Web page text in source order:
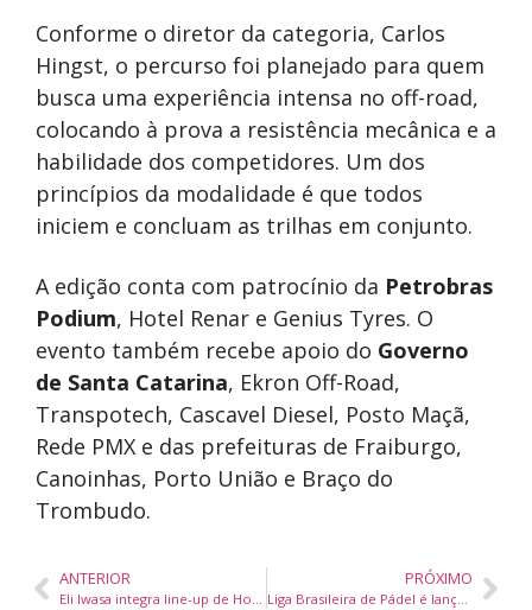
Conforme o diretor da categoria, Carlos
Hingst, o percurso foi planejado para quem
busca uma experiência intensa no off-road,
colocando à prova a resistência mecânica e a
habilidade dos competidores. Um dos
princípios da modalidade é que todos
iniciem e concluam as trilhas em conjunto.
A edição conta com patrocínio da Petrobras
Podium, Hotel Renar e Genius Tyres. O
evento também recebe apoio do Governo
de Santa Catarina, Ekron Off-Road,
Transpotech, Cascavel Diesel, Posto Maçã,
Rede PMX e das prefeituras de Fraiburgo,
Canoinhas, Porto União e Braço do
Trombudo.
ANTERIOR
Eli Iwasa integra line-up de Honey Dijon em evento de música eletrônica na Ópera de Arame, em Curitiba
PRÓXIMO
Liga Brasileira de Pádel é lançada em Balneário Camboriú com R$ 1 milhão em premiação e plano para profissionalizar a modalidade